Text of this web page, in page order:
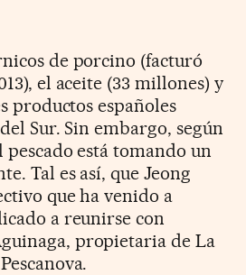
de porcino (facturó
el aceite (33 millones) y
productos españoles
Sur. Sin embargo, según
está tomando un
Tal es así, que Jeong
que ha venido a
a reunirse con
propietaria de La